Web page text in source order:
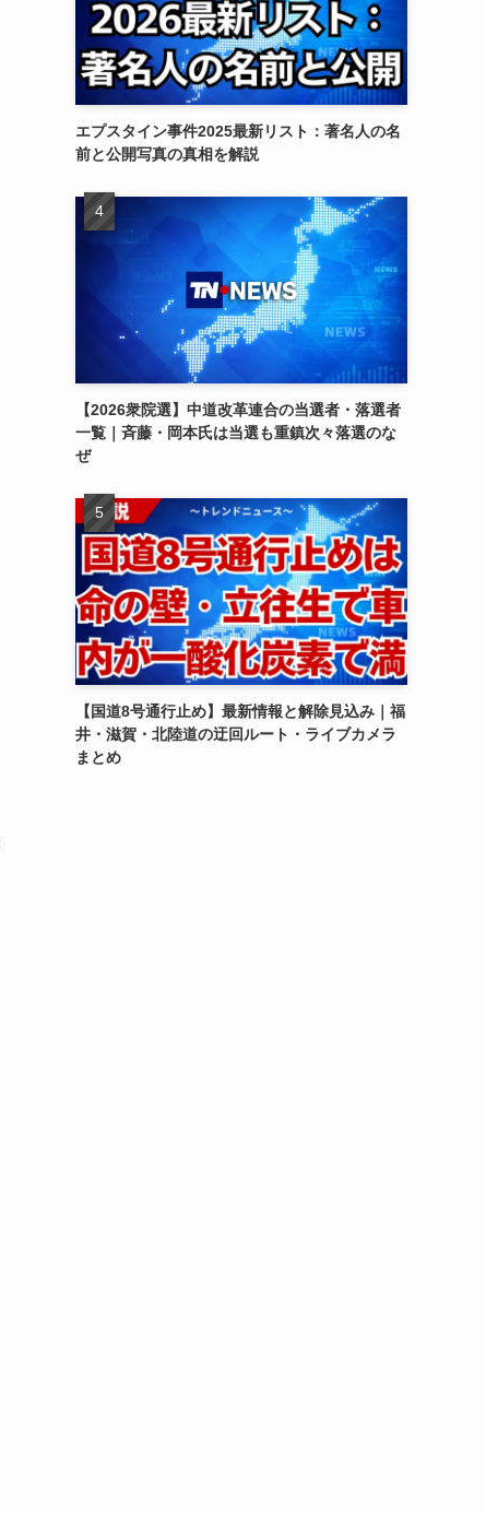
エプスタイン事件2025最新リスト：著名人の名
前と公開写真の真相を解説
【2026衆院選】中道改革連合の当選者・落選者
一覧｜斉藤・岡本氏は当選も重鎮次々落選のな
ぜ
【国道8号通行止め】最新情報と解除見込み｜福
井・滋賀・北陸道の迂回ルート・ライブカメラ
まとめ